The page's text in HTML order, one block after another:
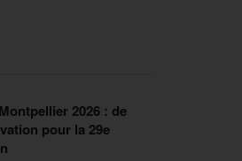
2026 : de
pour la 29e